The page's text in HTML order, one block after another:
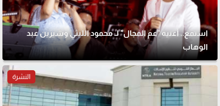
استمع.. أغنية "عم المجال" لـ محمود الليثي وشيرين عبد
الوهاب
النشرة